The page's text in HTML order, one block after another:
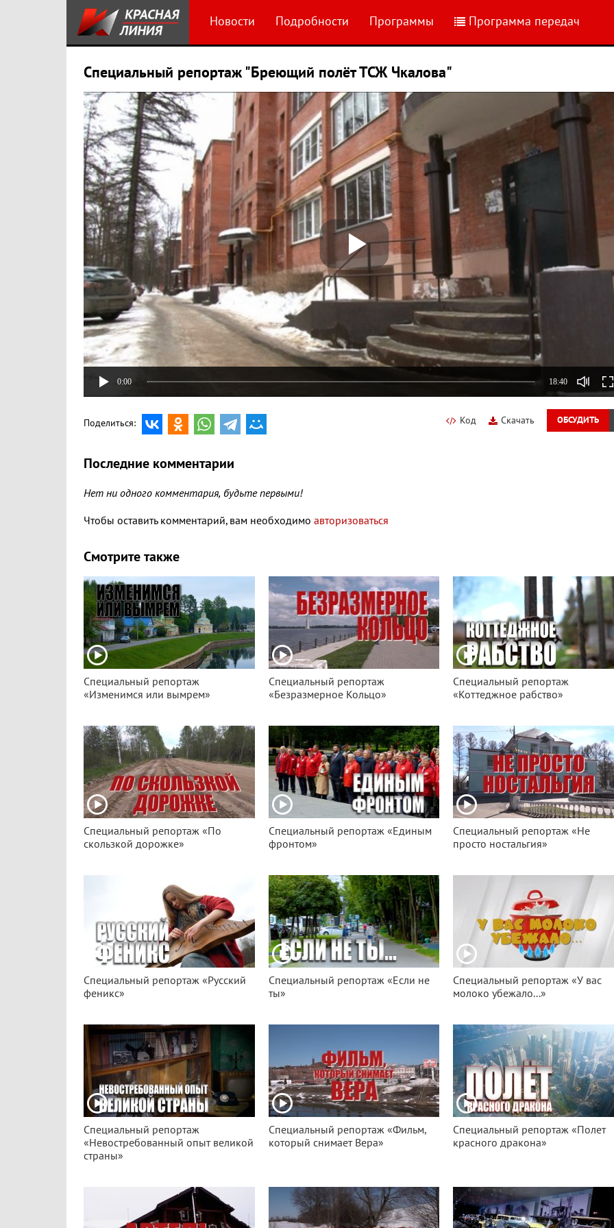
Новости Подробности Программы Программа передач
Специальный репортаж "Бреющий полёт ТСЖ Чкалова"
0:00 18:40
ОБСУДИТЬ
Скачать
Код
Поделиться:
Последние комментарии
Нет ни одного комментария, будьте первыми!
Чтобы оставить комментарий, вам необходимо авторизоваться
Смотрите также
Специальный репортаж
«Изменимся или вымрем»
Специальный репортаж
«Безразмерное Кольцо»
Специальный репортаж
«Коттеджное рабство»
Специальный репортаж «По
скользкой дорожке»
Специальный репортаж «Единым
фронтом»
Специальный репортаж «Не
просто ностальгия»
Специальный репортаж «Русский
феникс»
Специальный репортаж «Если не
ты»
Специальный репортаж «У вас
молоко убежало...»
Специальный репортаж
«Невостребованный опыт великой
страны»
Специальный репортаж «Фильм,
который снимает Вера»
Специальный репортаж «Полет
красного дракона»